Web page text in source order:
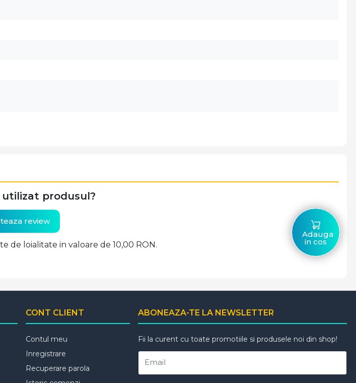
Adauga
in cos
utilizat produsul?
review
de loialitate in valoare de 10,00 RON.
CONT CLIENT
Contul meu
Inregistrare
Recuperare parola
ABONEAZA-TE LA NEWSLETTER
Fii la curent cu toate promotiile si produsele noi din shop!
Email